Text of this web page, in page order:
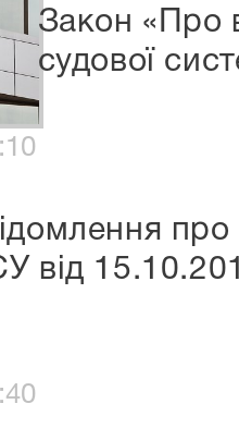
Закон «Про
судової
від